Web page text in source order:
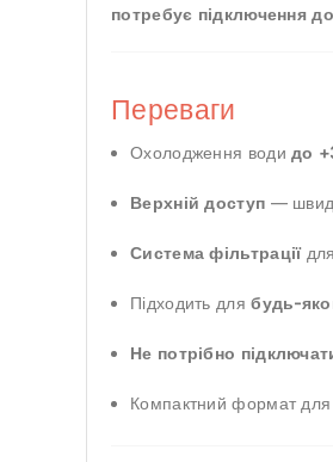
потребує підключення
Переваги
Охолодження водидо
Верхній доступ —
Система фільтрації
Підходить длябудь-
Не потрібно
Компактний формат для